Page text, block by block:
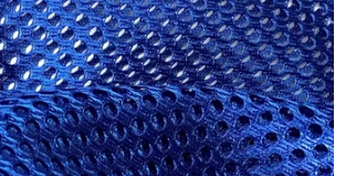
Permapress
Polar
Polycoton
Rib
Satin
Tissus à nappe